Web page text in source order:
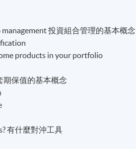
投資組合管理的基本概念
products in your portfolio
期保值的基本概念
有什麼對沖工具